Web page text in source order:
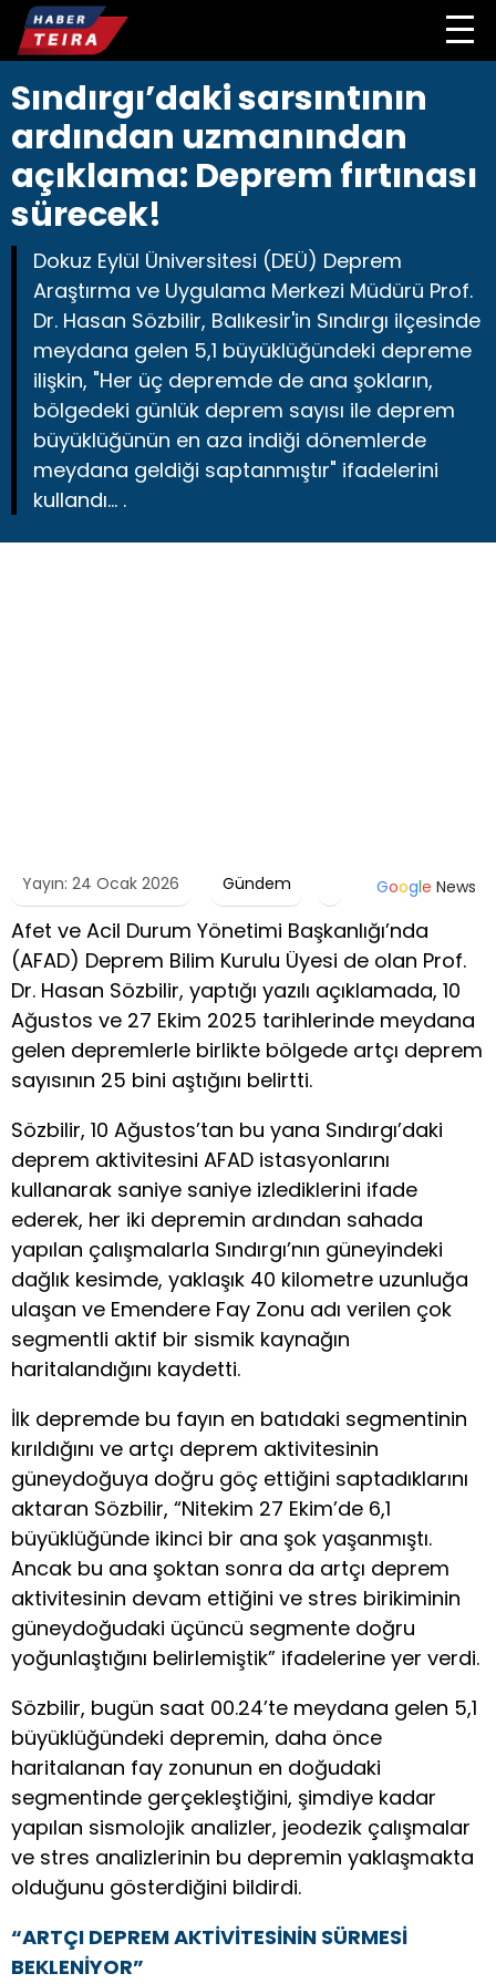
Sındırgı’daki sarsıntının
ardından uzmanından
açıklama: Deprem fırtınası
sürecek!
Dokuz Eylül Üniversitesi (DEÜ) Deprem
Araştırma ve Uygulama Merkezi Müdürü Prof.
Dr. Hasan Sözbilir, Balıkesir'in Sındırgı ilçesinde
meydana gelen 5,1 büyüklüğündeki depreme
ilişkin, "Her üç depremde de ana şokların,
bölgedeki günlük deprem sayısı ile deprem
büyüklüğünün en aza indiği dönemlerde
meydana geldiği saptanmıştır" ifadelerini
kullandı... .
Yayın: 24 Ocak 2026 Gündem Google News
Afet ve Acil Durum Yönetimi Başkanlığı’nda
(AFAD) Deprem Bilim Kurulu Üyesi de olan Prof.
Dr. Hasan Sözbilir, yaptığı yazılı açıklamada, 10
Ağustos ve 27 Ekim 2025 tarihlerinde meydana
gelen depremlerle birlikte bölgede artçı deprem
sayısının 25 bini aştığını belirtti.
Sözbilir, 10 Ağustos’tan bu yana Sındırgı’daki
deprem aktivitesini AFAD istasyonlarını
kullanarak saniye saniye izlediklerini ifade
ederek, her iki depremin ardından sahada
yapılan çalışmalarla Sındırgı’nın güneyindeki
dağlık kesimde, yaklaşık 40 kilometre uzunluğa
ulaşan ve Emendere Fay Zonu adı verilen çok
segmentli aktif bir sismik kaynağın
haritalandığını kaydetti.
İlk depremde bu fayın en batıdaki segmentinin
kırıldığını ve artçı deprem aktivitesinin
güneydoğuya doğru göç ettiğini saptadıklarını
aktaran Sözbilir, “Nitekim 27 Ekim’de 6,1
büyüklüğünde ikinci bir ana şok yaşanmıştı.
Ancak bu ana şoktan sonra da artçı deprem
aktivitesinin devam ettiğini ve stres birikiminin
güneydoğudaki üçüncü segmente doğru
yoğunlaştığını belirlemiştik” ifadelerine yer verdi.
Sözbilir, bugün saat 00.24’te meydana gelen 5,1
büyüklüğündeki depremin, daha önce
haritalanan fay zonunun en doğudaki
segmentinde gerçekleştiğini, şimdiye kadar
yapılan sismolojik analizler, jeodezik çalışmalar
ve stres analizlerinin bu depremin yaklaşmakta
olduğunu gösterdiğini bildirdi.
“ARTÇI DEPREM AKTİVİTESİNİN SÜRMESİ
BEKLENİYOR”